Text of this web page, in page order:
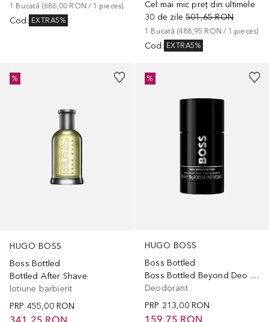
1 Bucată (686,00 RON / 1 pieces)
Cod : EXTRA5%
Cel mai mic preț din ultimele
30 de zile 501,65 RON
1 Bucată (488,95 RON / 1 pieces)
Cod : EXTRA5%
HUGO BOSS
Boss Bottled
Bottled After Shave
lotiune barbierit
PRP 455,00 RON
341,25 RON
%
HUGO BOSS
Boss Bottled
Boss Bottled Beyond Deo Stick
Deodorant
PRP 213,00 RON
159,75 RON
%